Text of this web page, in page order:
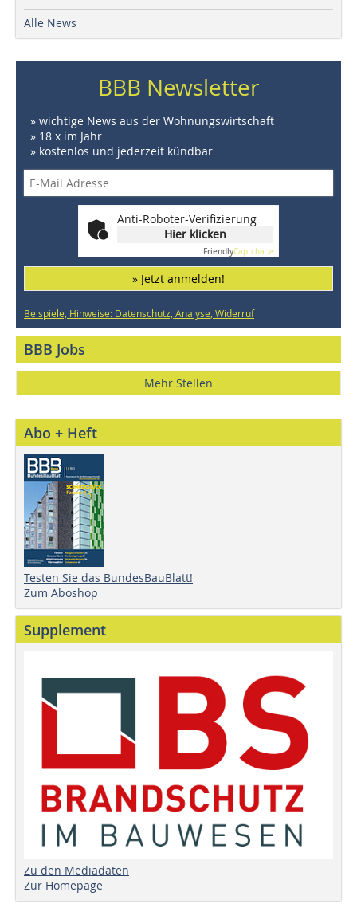
Alle News
BBB Newsletter
» wichtige News aus der Wohnungswirtschaft
» 18 x im Jahr
» kostenlos und jederzeit kündbar
Anti-Roboter-Verifizierung
Hier klicken
FriendlyCaptcha ⇗
» Jetzt anmelden!
Beispiele, Hinweise: Datenschutz, Analyse, Widerruf
BBB Jobs
Mehr Stellen
Abo + Heft
Testen Sie das BundesBauBlatt!
Zum Aboshop
Supplement
Zu den Mediadaten
Zur Homepage